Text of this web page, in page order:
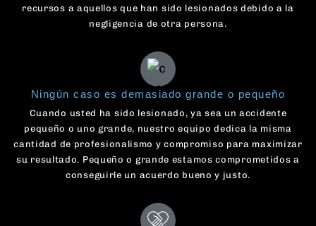
recursos a aquellos que han sido lesionados debido a la
negligencia de otra persona.
Ningún caso es demasiado grande o pequeño
Cuando usted ha sido lesionado, ya sea un accidente
pequeño o uno grande, nuestro equipo dedica la misma
cantidad de profesionalismo y compromiso para maximizar
su resultado. Pequeño o grande estamos comprometidos a
conseguirle un acuerdo bueno y justo.